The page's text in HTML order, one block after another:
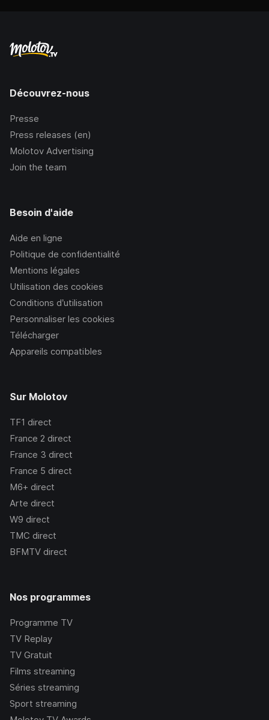
Découvrez-nous
Presse
Press releases (en)
Molotov Advertising
Join the team
Besoin d'aide
Aide en ligne
Politique de confidentialité
Mentions légales
Utilisation des cookies
Conditions d’utilisation
Personnaliser les cookies
Télécharger
Appareils compatibles
Sur Molotov
TF1 direct
France 2 direct
France 3 direct
France 5 direct
M6+ direct
Arte direct
W9 direct
TMC direct
BFMTV direct
Nos programmes
Programme TV
TV Replay
TV Gratuit
Films streaming
Séries streaming
Sport streaming